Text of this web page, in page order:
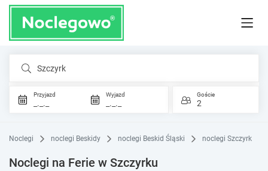
Szczyrk
Przyjazd
_._._
Wyjazd
_._._
Goście
2
Noclegi noclegi Beskidy noclegi Beskid Śląski noclegi Szczyrk
Noclegi na Ferie w Szczyrku